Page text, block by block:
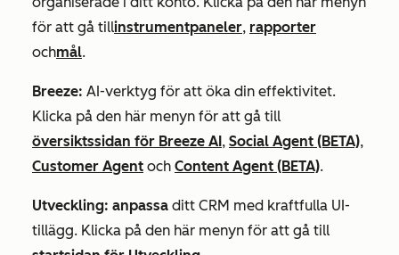
för att gå tillinstrumentpaneler, rapporter
ochmål.
Breeze: AI-verktyg för att öka din effektivitet.
Klicka på den här menyn för att gå till
översiktssidan för Breeze AI, Social Agent (BETA),
Customer Agent och Content Agent (BETA).
Utveckling: anpassa ditt CRM med kraftfulla UI-
tillägg. Klicka på den här menyn för att gå till